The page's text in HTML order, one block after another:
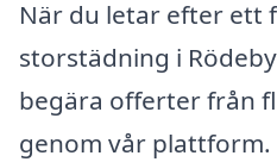
När du letar efter ett
storstädning i
begära offerter från
genom vår plattform.